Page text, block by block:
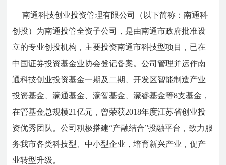
南通科技创业投资管理有限公司（以下简称：南通科
创投）为南通投管全资子公司，是由南通市政府批准设
立的专业创投机构，主要投资南通市科技型项目，已在
中国证券投资基金业协会登记备案。公司管理并运作南
通科技创业投资基金一期及二期、开发区智能制造产业
投资基金、濠通基金、濠智基金、濠睿基金等8支基金，
在管基金总规模21亿元，曾荣获2018年度江苏省创业投
资优秀团队。公司积极搭建“产融结合”投融平台，致力服
务我市各类科技型、中小型企业，培育新兴产业，促产
业转型升级。